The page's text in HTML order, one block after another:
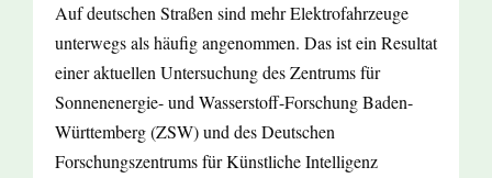
Auf deutschen Straßen sind mehr Elektrofahrzeuge
unterwegs als häufig angenommen. Das ist ein Resultat
einer aktuellen Untersuchung des Zentrums für
Sonnenenergie- und Wasserstoff-Forschung Baden-
Württemberg (ZSW) und des Deutschen
Forschungszentrums für Künstliche Intelligenz